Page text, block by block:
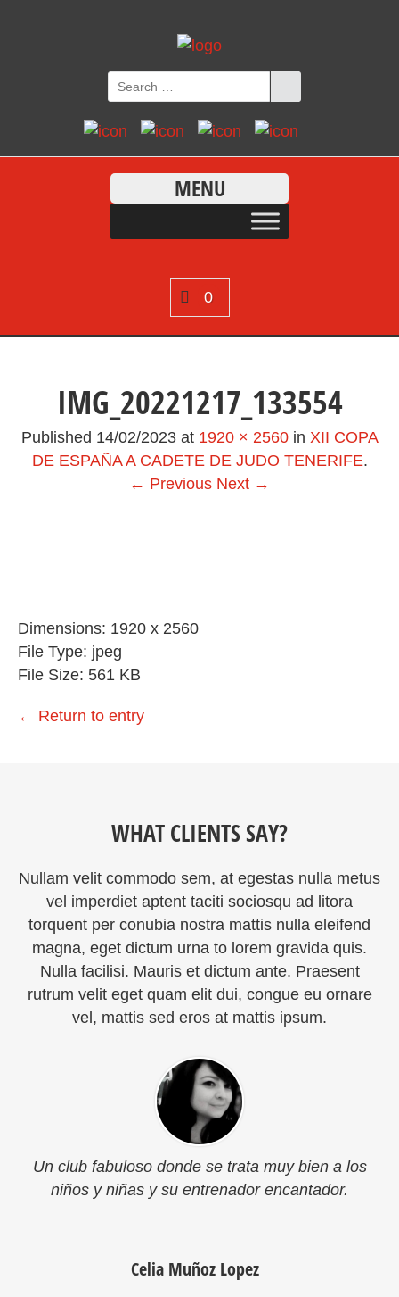
MENU
0
IMG_20221217_133554
Published 14/02/2023at 1920 × 2560in XII COPA
DE ESPAÑA A CADETE DE JUDO TENERIFE.
← Previous Next →
Dimensions: 1920 x 2560
File Type: jpeg
File Size: 561 KB
← Return to entry
WHAT CLIENTS SAY?
Nullam velit commodo sem, at egestas nulla metus
vel imperdiet aptent taciti sociosqu ad litora
torquent per conubia nostra mattis nulla eleifend
magna, eget dictum urna to lorem gravida quis.
Nulla facilisi. Mauris et dictum ante. Praesent
rutrum velit eget quam elit dui, congue eu ornare
vel, mattis sed eros at mattis ipsum.
Un club fabuloso donde se trata muy bien a los
niños y niñas y su entrenador encantador.
Celia Muñoz Lopez